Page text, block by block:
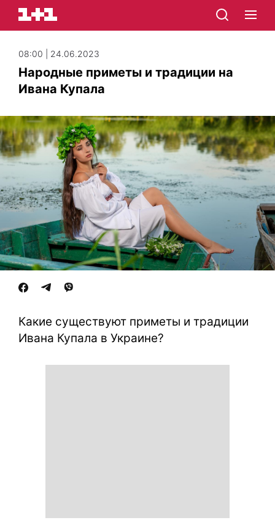
08:00 | 24.06.2023
Народные приметы и традиции на
Ивана Купала
Какие существуют приметы и традиции
Ивана Купала в Украине?